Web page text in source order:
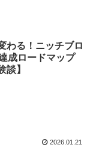
わる！ニッチブロ
成ロードマップ
談】
2026.01.21